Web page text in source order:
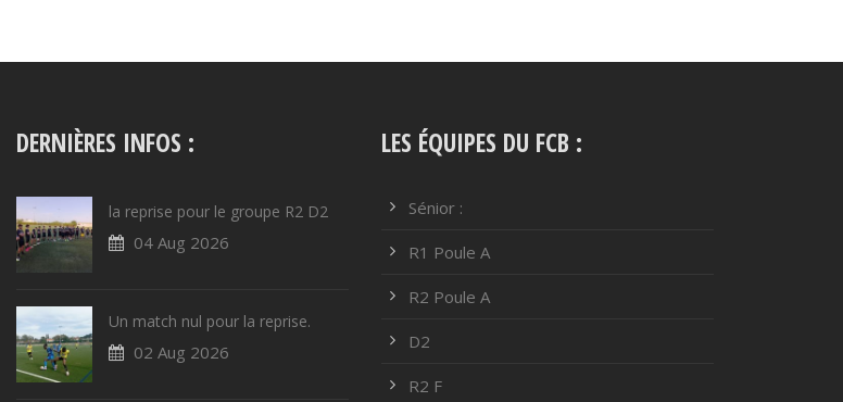
DERNIÈRES INFOS :
la reprise pour le groupe R2 D2
04 Aug 2026
Un match nul pour la reprise.
02 Aug 2026
LES ÉQUIPES DU FCB :
Sénior :
R1 Poule A
R2 Poule A
D2
R2 F